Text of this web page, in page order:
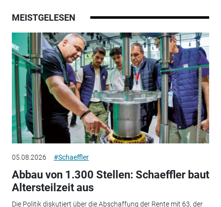
MEISTGELESEN
05.08.2026 #Schaeffler
Abbau von 1.300 Stellen: Schaeffler baut
Altersteilzeit aus
Die Politik diskutiert über die Abschaffung der Rente mit 63, der